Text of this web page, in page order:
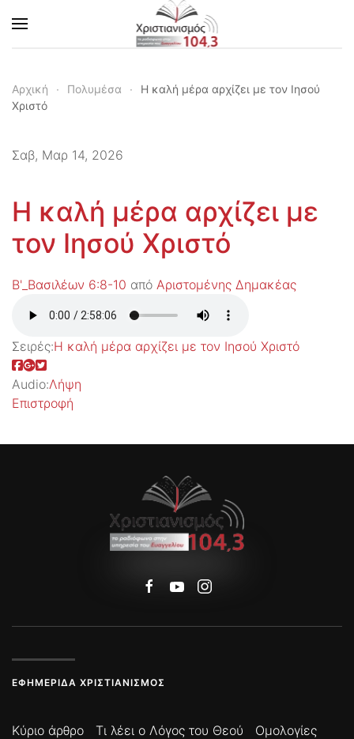
Skip to main content
Αρχική Πολυμέσα
Η καλή μέρα αρχίζει με τον Ιησού
Χριστό
Σαβ, Μαρ 14, 2026
Η καλή μέρα αρχίζει με
τον Ιησού Χριστό
Β'_Βασιλέων 6:8-10 από Αριστομένης Δημακέας
Σειρές:Η καλή μέρα αρχίζει με τον Ιησού Χριστό
Audio:Λήψη
Επιστροφή
ΕΦΗΜΕΡΊΔΑ ΧΡΙΣΤΙΑΝΙΣΜΌΣ
Κύριο άρθρο Τι λέει ο Λόγος του Θεού
Ομολογίες